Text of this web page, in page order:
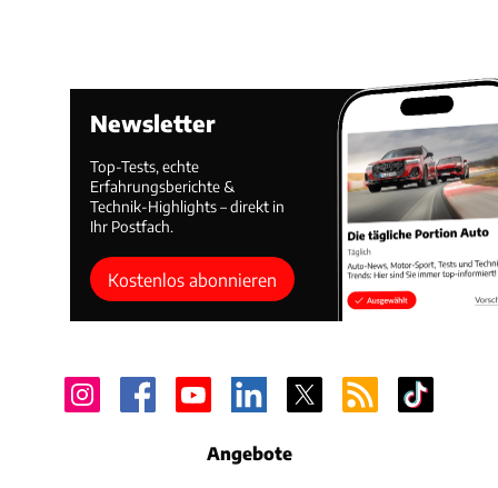
Newsletter
Top-Tests, echte
Erfahrungsberichte &
Technik-Highlights – direkt in
Ihr Postfach.
Kostenlos abonnieren
Angebote